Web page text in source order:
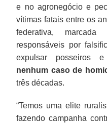
e no agronegócio e
vítimas fatais entre os
federativa,
responsáveis por
expulsar posseiros
nenhum caso de
três décadas.
“Temos uma elite
fazendo campanha